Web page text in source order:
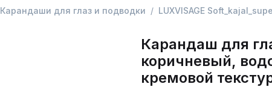
Карандаши для глаз и подводки LUXVISAGE
Карандаш для
коричневый,
кремовой